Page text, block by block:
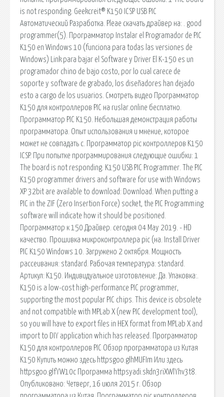
is not responding. Geekcreit® K150 ICSP USB PIC
Автоматический Разработка. Pleae скачать драйвер на: . good
programmer(5). Программатор Instalar el Programador de PIC
K150 en Windows 10 (funciona para todas las versiones de
Windows) Link para bajar el Software y Driver El K-150 es un
programador chino de bajo costo, por lo cual carece de
soporte y software de grabado, los diseñadores han dejado
esto a cargo de los usuarios. Смотреть видео Программатор
K150 для контроллеров PIC на ruslar.online бесплатно.
Программатор PIC K150. Небольшая демонстрация работы
программатора. Опыт использования и мнение, которое
может не совпадать с. Программатор pic контроллеров K150
ICSP. При попытке программирования следующие ошибки: 1
The board is not responding. K150 USB PIC Programmer. The PIC
K150 programmer drivers and software for use with Windows
XP 32bit are available to download: Download. When putting a
PIC in the ZIF (Zero Insertion Force) socket, the PIC Programming
software will indicate how it should be positioned.
Программатор к 150 Драйвер. сегодня 04 May 2019. - HD
качество. Прошивка микроконтроллера pic (на. Install Driver
PIC K150 Windows 10. Загружено 2 октября. Мощность
рассеивания: standard. Рабочая температура: standard.
Артикул: K150. Индивидуальное изготовление: Да. Упаковка:.
K150 is a low-cost high-performance PIC programmer,
supporting the most popular PIC chips. This device is obsolete
and not compatible with MPLab X (new PIC development tool),
so you will have to export files in HEX format from MPLab X and
import to DIY application which has released. Программатор
K150 для контроллеров PIC Обзор программатора из Китая
K150 Купить можно здесь httpsgoo.glhMUFIm Или здесь
httpsgoo.glfYW10c Программа httpsyadi.skdn3riXWlYhv3t8.
Опубликовано: Четверг, 16 июля 2015 г. Обзор